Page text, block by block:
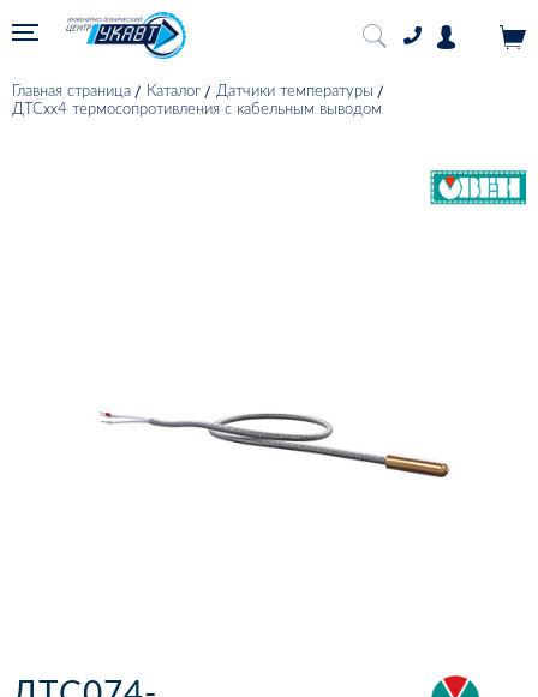
Главная страница Каталог
Датчики температуры
ДТСхх4 термосопротивления с кабельным выводом